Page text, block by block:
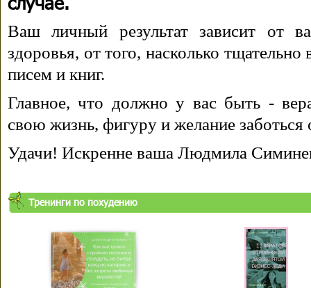
Ваш личный результат зависит от
здоровья, от того, насколько
писем и книг.
Главное, что должно у вас быть -
свою жизнь, фигуру и желание заботься
Удачи! Искренне ваша Людмила
Тренинги по похудению